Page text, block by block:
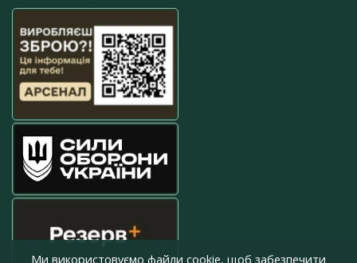
Ми використовуємо файли cookie, щоб забезпечити